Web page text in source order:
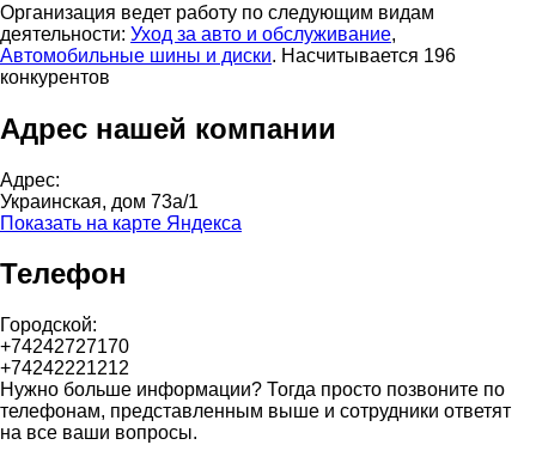
Организация ведет работу по следующим видам
деятельности: Уход за авто и обслуживание,
Автомобильные шины и диски. Насчитывается 196
конкурентов
Адрес нашей компании
Адрес:
Украинская, дом 73а/1
Показать на карте Яндекса
Телефон
Городской:
+74242727170
+74242221212
Нужно больше информации? Тогда просто позвоните по
телефонам, представленным выше и сотрудники ответят
на все ваши вопросы.